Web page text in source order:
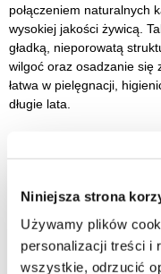
Niniejsza strona
Używamy plików
personalizacji treści i
wszystkie, odrzucić
połączeniem naturalnych
wysokiej jakości żywicą.
gładką, nieporowatą
wilgoć oraz osadzanie się
łatwa w pielęgnacji,
długie lata.
naturalnego z
łazienkach, oferując
Długość: 160 cm
Szerokość: 70 cm